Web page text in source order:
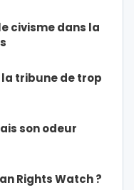
civisme dans la
tribune de trop
son odeur
Rights Watch ?